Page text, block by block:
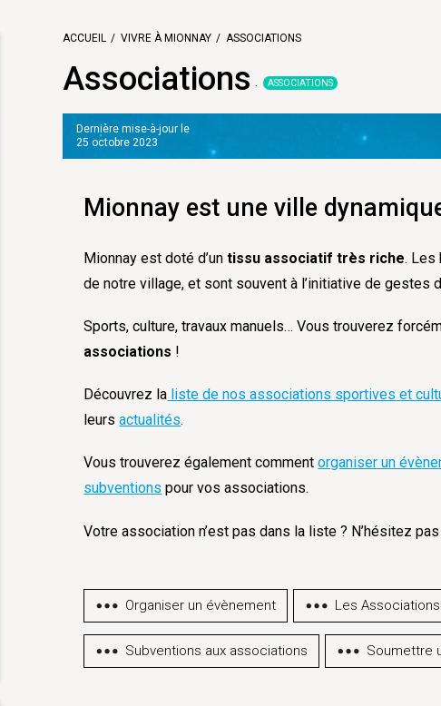
ACCUEIL VIVRE À MIONNAY ASSOCIATIONS
Associations ASSOCIATIONS
Dernière mise-à-jour le
25 octobre 2023
Mionnay est une ville
Mionnay est doté d’untissu associatif très riche. Les
de notre village, et sont souvent à l’initiative de gestes
Sports, culture, travaux manuels… Vous trouverez
associations !
Découvrez la liste de nos associations sportives et
leursactualités.
Vous trouverez également commentorganiser un
subventions pour vos associations.
Votre association n’est pas dans la liste ? N’hésitez
Organiser un évènement Les
Subventions aux associations Soumettre